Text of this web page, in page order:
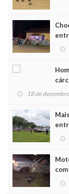
Noel
18 de